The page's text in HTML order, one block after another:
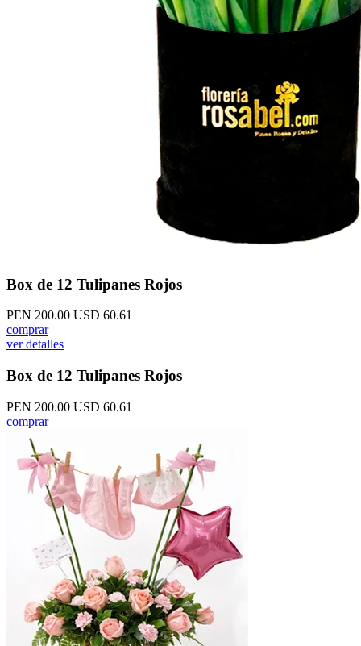
Box de 12 Tulipanes Rojos
PEN 200.00 USD 60.61
comprar
ver detalles
Box de 12 Tulipanes Rojos
PEN 200.00 USD 60.61
comprar